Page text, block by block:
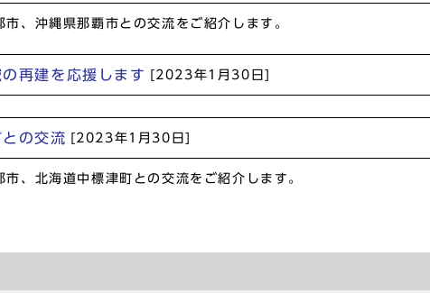
市、沖縄県那覇市との交流をご紹介します。
再建を応援します [2023年1月30日]
の交流 [2023年1月30日]
市、北海道中標津町との交流をご紹介します。